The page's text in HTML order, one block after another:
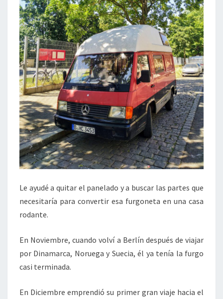
Le ayudé a quitar el panelado y a buscar las partes que
necesitaría para convertir esa furgoneta en una casa
rodante.
En Noviembre, cuando volví a Berlín después de viajar
por Dinamarca, Noruega y Suecia, él ya tenía la furgo
casi terminada.
En Diciembre emprendió su primer gran viaje hacia el